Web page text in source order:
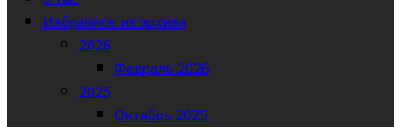
Избранное из архива
2026
Февраль 2026
2025
Октябрь 2025